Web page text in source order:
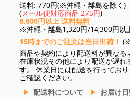
送料: 770円(※沖縄・離島を除く)
(メール便対応商品 275円)
8,800円以上 送料無料
※沖縄・離島1,320円/14,300円以
15時までのご注文は当日出荷！
商品や契約により配送料が異なる
在庫状況その他により配送が遅れ
す。 休業日には配送を行っており
ご確認ください。
配送料について
お届け